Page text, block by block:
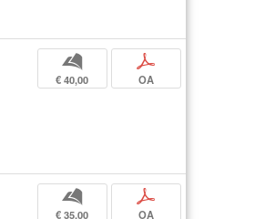
b
€ 40,00
p
OA
b
€ 35,00
p
OA